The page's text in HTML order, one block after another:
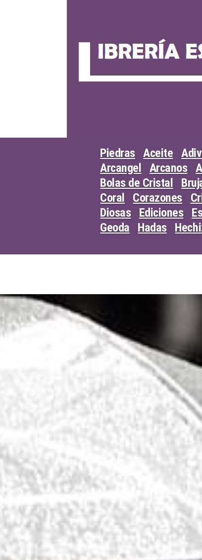
Piedras Aceite
Arcangel
Arcanos
Bolas de Cristal
Coral
Corazones
Diosas
Ediciones
Geoda
Hadas